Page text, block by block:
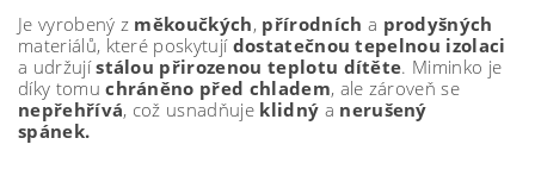
Je vyrobený z měkoučkých, přírodních a prodyšných
materiálů, které poskytují dostatečnou tepelnou izolaci
a udržujístálou přirozenou teplotu dítěte. Miminko je
díky tomu chráněno před chladem, ale zároveň se
nepřehřívá, což usnadňuje klidný a nerušený
spánek.